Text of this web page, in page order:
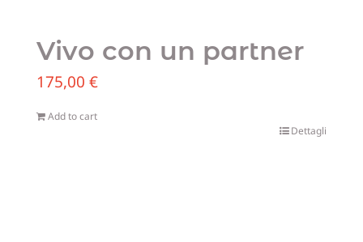
Vivo con un partner
175,00 €
Add to cart
Dettagli